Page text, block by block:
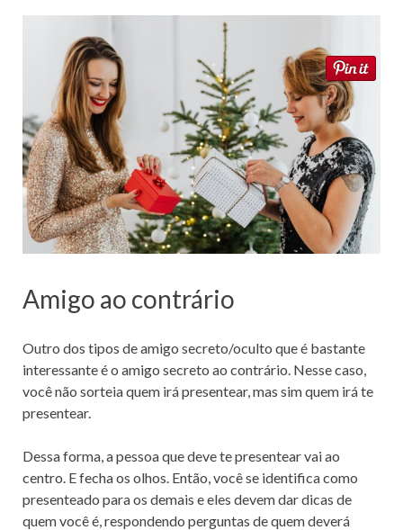
Amigo ao contrário
Outro dos tipos de amigo secreto/oculto que é bastante
interessante é o amigo secreto ao contrário. Nesse caso,
você não sorteia quem irá presentear, mas sim quem irá te
presentear.
Dessa forma, a pessoa que deve te presentear vai ao
centro. E fecha os olhos. Então, você se identifica como
presenteado para os demais e eles devem dar dicas de
quem você é, respondendo perguntas de quem deverá